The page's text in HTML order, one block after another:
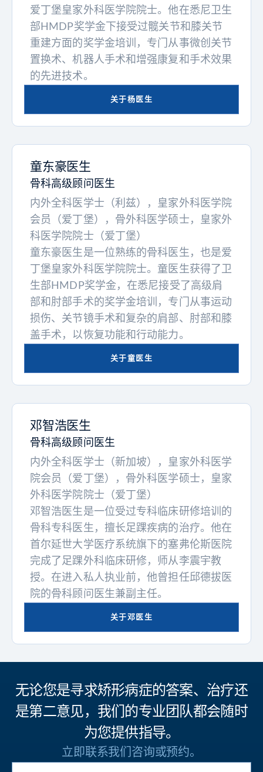
爱丁堡皇家外科医学院院士。他在悉尼卫生
部HMDP奖学金下接受过髋关节和膝关节
重建方面的奖学金培训，专门从事微创关节
置换术、机器人手术和增强康复和手术效果
的先进技术。
关于杨医生
童东豪医生
骨科高级顾问医生
内外全科医学士（利兹），皇家外科医学院
会员（爱丁堡），骨外科医学硕士，皇家外
科医学院院士（爱丁堡）
童东豪医生是一位熟练的骨科医生，也是爱
丁堡皇家外科医学院院士。童医生获得了卫
生部HMDP奖学金，在悉尼接受了高级肩
部和肘部手术的奖学金培训，专门从事运动
损伤、关节镜手术和复杂的肩部、肘部和膝
盖手术，以恢复功能和行动能力。
关于童医生
邓智浩医生
骨科高级顾问医生
内外全科医学士（新加坡），皇家外科医学
院会员（爱丁堡），骨外科医学硕士，皇家
外科医学院院士（爱丁堡）
邓智浩医生是一位受过专科临床研修培训的
骨科专科医生，擅长足踝疾病的治疗。他在
首尔延世大学医疗系统旗下的塞弗伦斯医院
完成了足踝外科临床研修，师从李震宇教
授。在进入私人执业前，他曾担任邱德拔医
院的骨科顾问医生兼副主任。
关于邓医生
无论您是寻求矫形病症的答案、治疗还
是第二意见，我们的专业团队都会随时
为您提供指导。
立即联系我们咨询或预约。